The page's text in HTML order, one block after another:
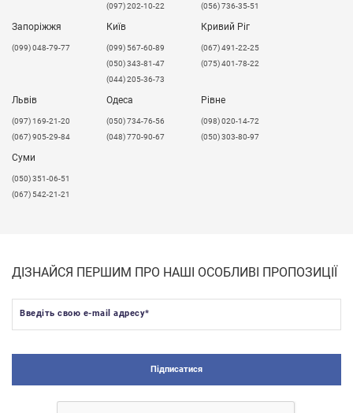
(097) 202-10-22
(056) 736-35-51
Запоріжжя
(099) 048-79-77
Київ
(099) 567-60-89
(050) 343-81-47
(044) 205-36-73
Кривий Ріг
(067) 491-22-25
(075) 401-78-22
Львів
​(097) 169-21-20
(067) 905-29-84
Одеса
(050) 734-76-56
(048) 770-90-67
Рівне
(098) 020-14-72
(050) 303-80-97
Суми
(050) 351-06-51
(067) 542-21-21
ДІЗНАЙСЯ ПЕРШИМ ПРО НАШІ ОСОБЛИВІ ПРОПОЗИЦІЇ
Введіть свою e-mail адресу*
Підписатися